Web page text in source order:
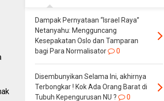
Dampak Pernyataan “Israel Raya”
Netanyahu: Mengguncang
Kesepakatan Oslo dan Tamparan
bagi Para Normalisator
0
Disembunyikan Selama Ini, akhirnya
Terbongkar ! Kok Ada Orang Barat di
Tubuh Kepengurusan NU ?
0